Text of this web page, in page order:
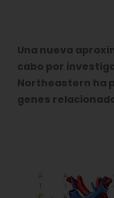
Una nueva
cabo por
Northeastern ha
genes